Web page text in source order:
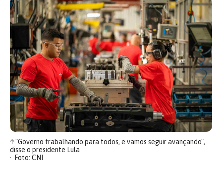
↑"Governo trabalhando para todos, e vamos seguir avançando",
disse o presidente Lula
Foto: CNI